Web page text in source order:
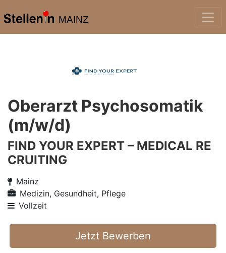
MAINZ
Oberarzt Psychosomatik
(m/w/d)
FIND YOUR EXPERT – MEDICAL RE
CRUITING
Mainz
Medizin, Gesundheit, Pflege
Vollzeit
Jetzt Bewerben